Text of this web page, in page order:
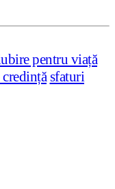
pentru viață
sfaturi